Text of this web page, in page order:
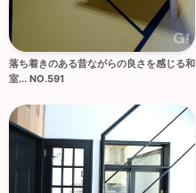
落ち着きのある昔ながらの良さを感じる和
室... NO.591